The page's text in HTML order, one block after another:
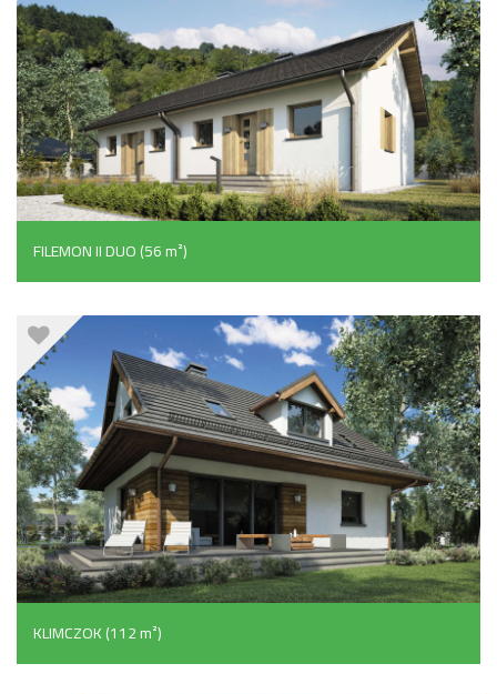
FILEMON II DUO (56 m²)
KLIMCZOK (112 m²)